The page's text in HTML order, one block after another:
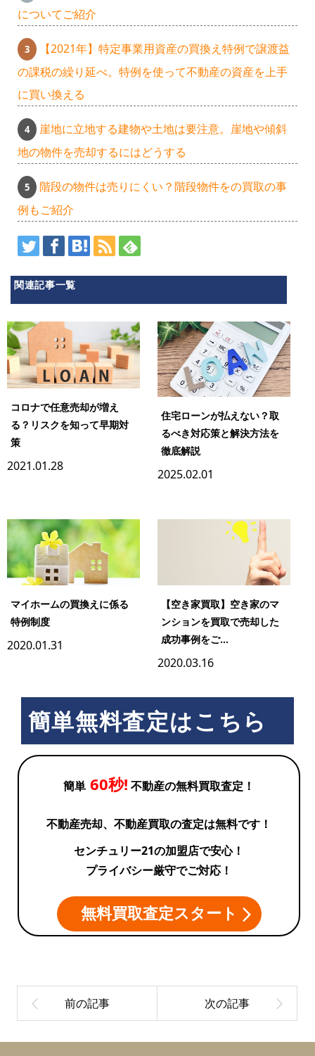
についてご紹介
【2021年】特定事業用資産の買換え特例で譲渡益
の課税の繰り延べ。特例を使って不動産の資産を上手
に買い換える
崖地に立地する建物や土地は要注意。崖地や傾斜
地の物件を売却するにはどうする
階段の物件は売りにくい？階段物件をの買取の事
例もご紹介
関連記事一覧
コロナで任意売却が増え
る？リスクを知って早期対
策
2021.01.28
住宅ローンが払えない？取
るべき対応策と解決方法を
徹底解説
2025.02.01
マイホームの買換えに係る
特例制度
2020.01.31
【空き家買取】空き家のマ
ンションを買取で売却した
成功事例をご...
2020.03.16
簡単無料査定はこちら
簡単 60秒! 不動産の無料買取査定！
不動産売却、不動産買取の査定は無料です！
センチュリー21の加盟店で安心！
プライバシー厳守でご対応！
無料買取査定スタート